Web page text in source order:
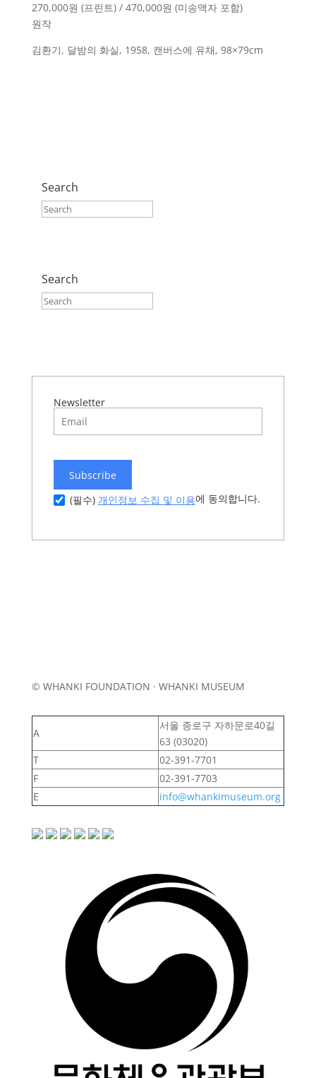
270,000원 (프린트) / 470,000원 (미송액자 포함)
원작
김환기, 달밤의 화실, 1958, 캔버스에 유채, 98×79cm
Search
Search
Newsletter
Subscribe
(필수) 개인정보 수집 및 이용에 동의합니다.
© WHANKI FOUNDATION · WHANKI MUSEUM
A
서울 종로구 자하문로40길
63 (03020)
T
02-391-7701
F
02-391-7703
E
info@whankimuseum.org